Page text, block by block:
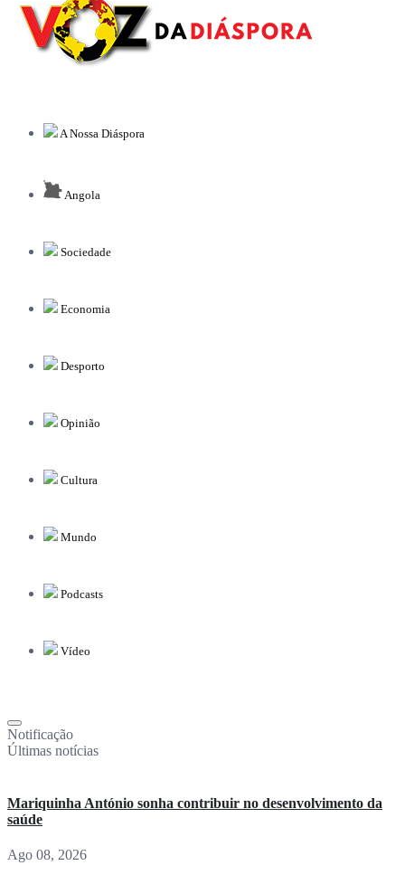
A Nossa Diáspora
Angola
Sociedade
Economia
Desporto
Opinião
Cultura
Mundo
Podcasts
Vídeo
Notificação
Últimas notícias
Mariquinha António sonha contribuir no desenvolvimento da
saúde
Ago 08, 2026